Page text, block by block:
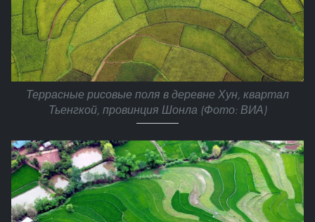
Террасные рисовые поля в деревне Хун, квартал
Тьенгкой, провинция Шонла (Фото: ВИА)